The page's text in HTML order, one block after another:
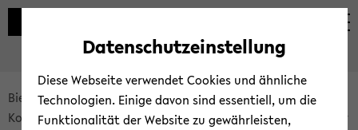
Automatische
vermeiden
zum
wechseln
zum
wechseln
zum
wechseln
Bread­
crumb
Bie­le­fel­der IT-​Servicezentrum
Ser­vices
Kom­mu­ni­ka­ti­on & Zu­sam­men­ar­beit
E-​Mail und Ka­len­der
Datenschutzeinstellung
Diese Webseite verwendet Cookies und ähnliche
Technologien. Einige davon sind essentiell, um die
Funktionalität der Website zu gewährleisten,